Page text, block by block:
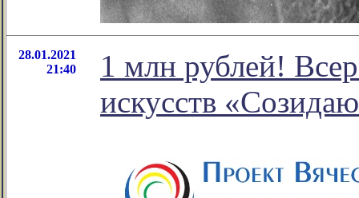
28.01.2021
21:40
1 млн рублей!
искусств